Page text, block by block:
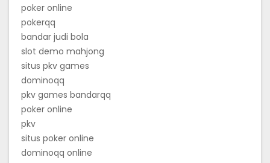
poker online
pokerqq
bandar judi bola
slot demo mahjong
situs pkv games
dominoqq
pkv games bandarqq
poker online
pkv
situs poker online
dominoqq online